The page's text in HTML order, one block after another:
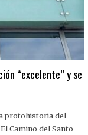
“excelente” y se
protohistoria del
Camino del Santo